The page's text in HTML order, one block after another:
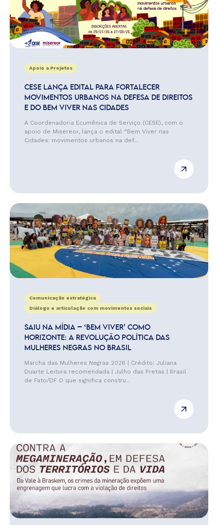
Apoio a Projetos
CESE LANÇA EDITAL PARA FORTALECER
MOVIMENTOS URBANOS NA DEFESA DE DIREITOS
E DO BEM VIVER NAS CIDADES
A Coordenadoria Ecumênica de Serviço (CESE), com o
apoio de Misereor, lança o edital “Bem Viver nas
Cidades: movimentos urbanos na def...
Comunicação estratégica
Diálogo e articulação com movimentos sociais
SAIU NA MÍDIA – ‘BEM VIVER’ COMO
HORIZONTE: A REVOLUÇÃO POLÍTICA DAS
MULHERES NEGRAS NO BRASIL
Marcha das Mulheres Negras 2026 | Crédito: Juliana
Duarte Leitura recomendada | Julho das Pretas | Brasil
de Fato/DF O que significa constru...